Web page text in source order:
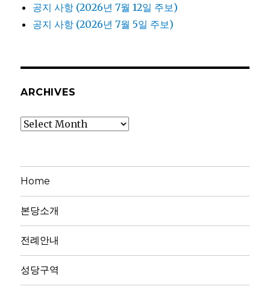
공지 사항 (2026년 7월 12일 주보)
공지 사항 (2026년 7월 5일 주보)
ARCHIVES
Archives
Home
본당소개
전례안내
성당구역